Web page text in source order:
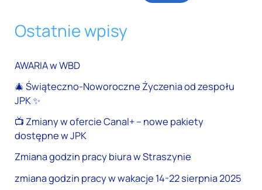
Ostatnie wpisy
AWARIA w WBD
🎄 Świąteczno-Noworoczne Życzenia od zespołu
JPK ✨
📺 Zmiany w ofercie Canal+ – nowe pakiety
dostępne w JPK
Zmiana godzin pracy biura w Straszynie
zmiana godzin pracy w wakacje 14-22 sierpnia 2025